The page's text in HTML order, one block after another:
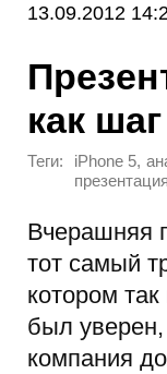
13.09.2012
как
Теги: iPhone 5,
Вчерашняя
тот самый
котором
был
компания